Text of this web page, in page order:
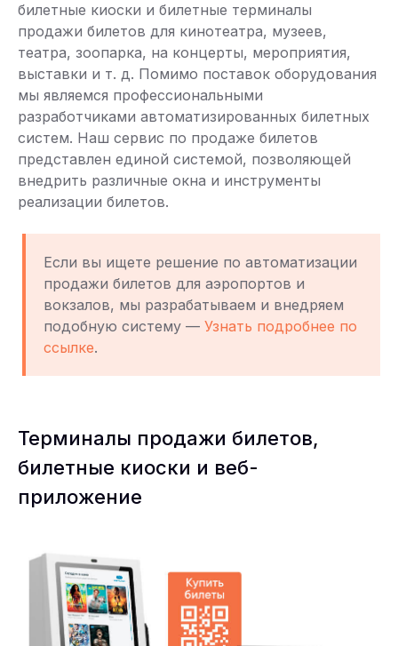
билетные киоски и билетные терминалы
продажи билетов для кинотеатра, музеев,
театра, зоопарка, на концерты, мероприятия,
выставки и т. д. Помимо поставок оборудования
мы являемся профессиональными
разработчиками автоматизированных билетных
систем. Наш сервис по продаже билетов
представлен единой системой, позволяющей
внедрить различные окна и инструменты
реализации билетов.
Если вы ищете решение по автоматизации
продажи билетов для аэропортов и
вокзалов, мы разрабатываем и внедряем
подобную систему — Узнать подробнее по
ссылке.
Терминалы продажи билетов,
билетные киоски и веб-
приложение